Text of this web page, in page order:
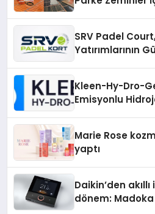
SRV Padel
Yatırımlarının
Kleen-Hy-Dro-
Emisyonlu
Marie Rose
yaptı
Daikin’den
dönem: Madoka